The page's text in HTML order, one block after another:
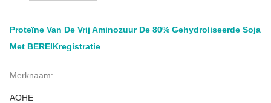
Proteïne Van De Vrij Aminozuur De 80% Gehydroliseerde Soja
Met BEREIKregistratie
Merknaam:
AOHE